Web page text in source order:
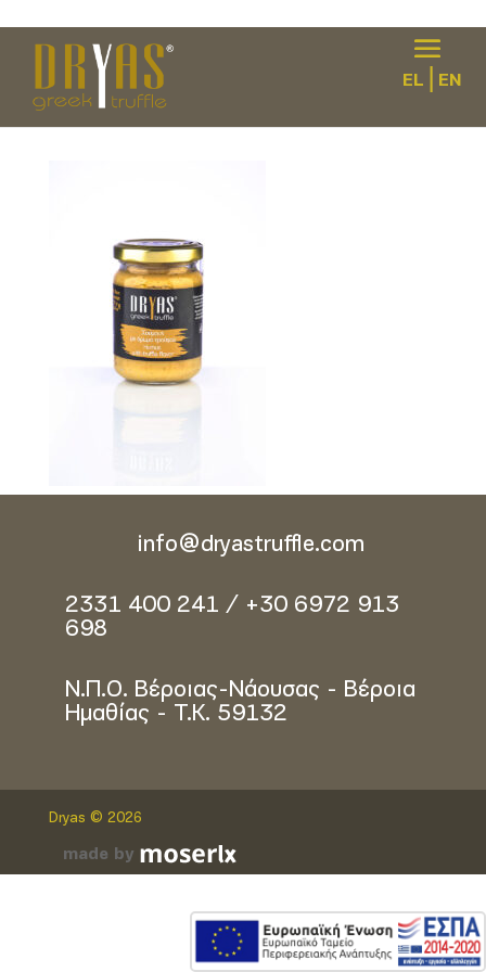
EL | EN
houmous
info@dryastruffle.com
2331 400 241 / +30 6972 913
698
Ν.Π.Ο. Βέροιας-Νάουσας - Βέροια
Ημαθίας - Τ.Κ. 59132
Dryas © 2026
made by